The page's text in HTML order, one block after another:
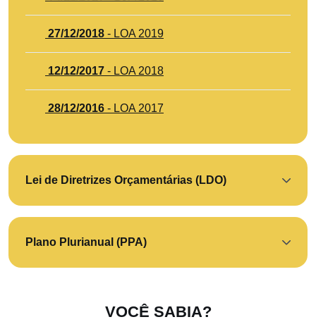
27/12/2018 - LOA 2019
12/12/2017 - LOA 2018
28/12/2016 - LOA 2017
Lei de Diretrizes Orçamentárias (LDO)
Plano Plurianual (PPA)
VOCÊ SABIA?